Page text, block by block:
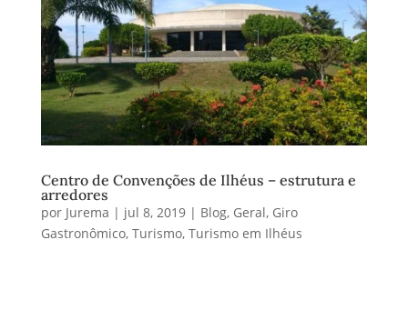
Centro de Convenções de Ilhéus – estrutura e
arredores
por Jurema | jul 8, 2019| Blog, Geral, Giro
Gastronômico, Turismo, Turismo em Ilhéus